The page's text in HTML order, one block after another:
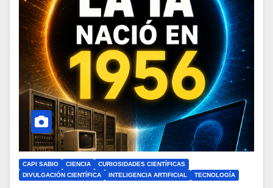
CAPI SABIO CIENCIA
CURIOSIDADES CIENTÍFICAS
DIVULGACIÓN CIENTÍFICA
INTELIGENCIA ARTIFICIAL TECNOLOGÍA